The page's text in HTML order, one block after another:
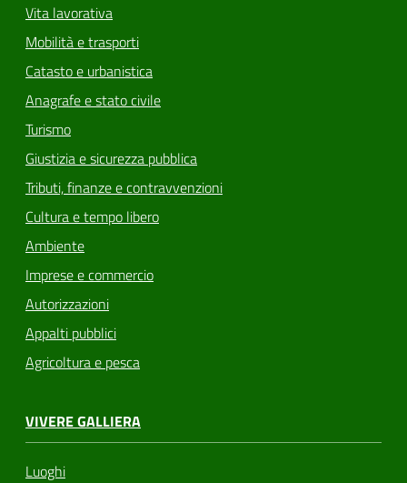
Vita lavorativa
Mobilità e trasporti
Catasto e urbanistica
Anagrafe e stato civile
Turismo
Giustizia e sicurezza pubblica
Tributi, finanze e contravvenzioni
Cultura e tempo libero
Ambiente
Imprese e commercio
Autorizzazioni
Appalti pubblici
Agricoltura e pesca
VIVERE GALLIERA
Luoghi